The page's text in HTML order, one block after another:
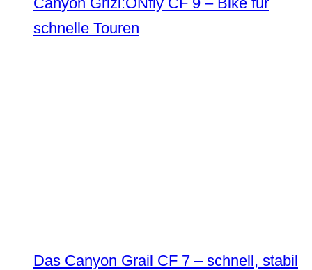
schnelle Touren
Das Canyon Grail CF 7 – schnell, stabil